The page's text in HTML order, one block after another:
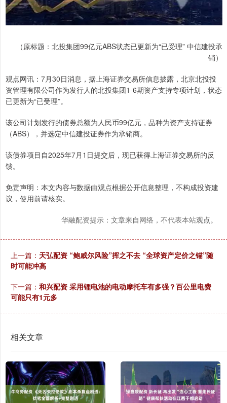
（原标题：北投集团99亿元ABS状态已更新为“已受理” 中信建投承
销）
观点网讯：7月30日消息，据上海证券交易所信息披露，北京北投投
资管理有限公司作为发行人的北投集团1-6期资产支持专项计划，状态
已更新为“已受理”。
该公司计划发行的债券总额为人民币99亿元，品种为资产支持证券
（ABS），并选定中信建投证券作为承销商。
该债券项目自2025年7月1日提交后，现已获得上海证券交易所的反
馈。
免责声明：本文内容与数据由观点根据公开信息整理，不构成投资建
议，使用前请核实。
华融配资提示：文章来自网络，不代表本站观点。
上一篇： 天弘配资 “鲍威尔风险”挥之不去 “全球资产定价之锚”随
时可能冲高
下一篇： 和兴配资 采用锂电池的电动摩托车有多强？百公里电费
可能只有1元多
相关文章